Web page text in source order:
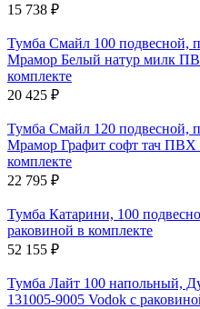
15 738 ₽
Тумба Смайл 100 подвесной,
Мрамор Белый натур милк
комплекте
20 425 ₽
Тумба Смайл 120 подвесной,
Мрамор Графит софт тач ПВХ
комплекте
22 795 ₽
Тумба Катарини, 100
раковиной в комплекте
52 155 ₽
Тумба Лайт 100 напольный,
131005-9005 Vodok с